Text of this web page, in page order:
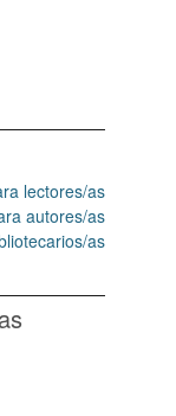
lectores/as
autores/as
as